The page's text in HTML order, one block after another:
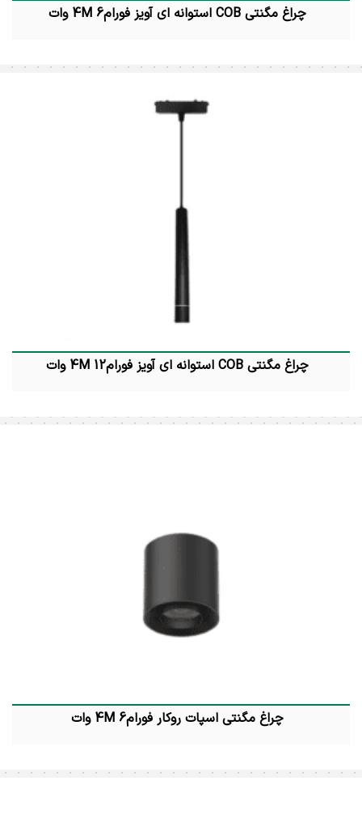
چراغ مگنتی COB استوانه ای آویز فورام4M 6 وات
چراغ مگنتی COB استوانه ای آویز فورام4M 12 وات
چراغ مگنتی اسپات روکار فورام4M 6 وات